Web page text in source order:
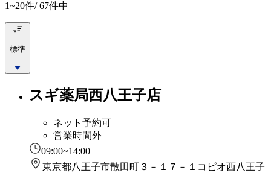
1~20件/ 67件中
標準
スギ薬局西八王子店
ネット予約可
営業時間外
09:00~14:00
東京都八王子市散田町３－１７－１コピオ西八王子